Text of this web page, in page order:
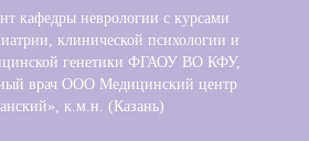
кафедры неврологии с курсами
клинической психологии и
генетики ФГАОУ ВО КФУ,
врач ООО Медицинский центр
к.м.н. (Казань)